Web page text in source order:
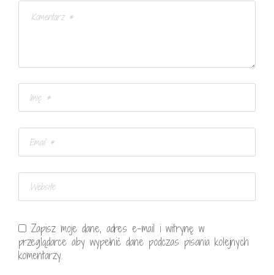
Zapisz moje dane, adres e-mail i witrynę w
przeglądarce aby wypełnić dane podczas pisania kolejnych
komentarzy.